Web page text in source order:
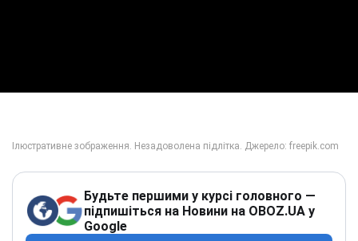
Будьте першими у курсі головного —
підпишіться на Новини на OBOZ.UA у
Google